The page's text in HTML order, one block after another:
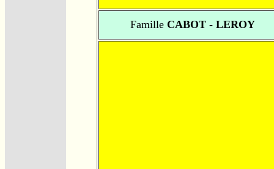
FamilleCABOT - LEROY